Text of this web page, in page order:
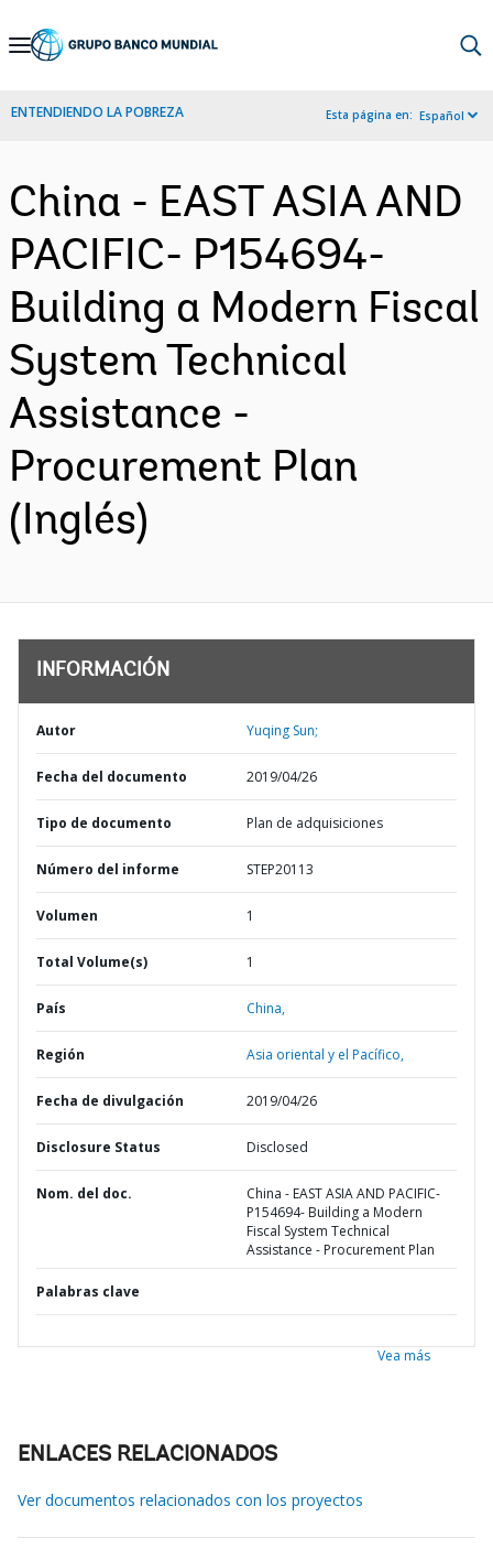
Skip
Navigation
ENTENDIENDO LA POBREZA Esta página en: Español
China - EAST ASIA AND
PACIFIC- P154694-
Building a Modern Fiscal
System Technical
Assistance -
Procurement Plan
(Inglés)
INFORMACIÓN
Autor Yuqing Sun;
Fecha del documento 2019/04/26
Tipo de documento Plan de adquisiciones
Número del informe STEP20113
Volumen 1
Total Volume(s) 1
País China,
Región Asia oriental y el Pacífico,
Fecha de divulgación 2019/04/26
Disclosure Status Disclosed
Nom. del doc.
China - EAST ASIA AND PACIFIC-
P154694- Building a Modern
Fiscal System Technical
Assistance - Procurement Plan
Palabras clave
Vea más
ENLACES RELACIONADOS
Ver documentos relacionados con los proyectos